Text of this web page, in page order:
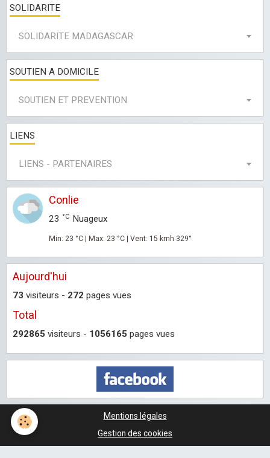
SOLIDARITE
SOLIDARITE MADAGASCAR
SOUTIEN A DOMICILE
SOUTIEN ET PREVENTION
LIENS
LIENS - PARTENAIRES
Conlie
23 °C Nuageux
Min: 23 °C | Max: 23 °C | Vent: 15 kmh 329°
Aujourd'hui
73 visiteurs - 272 pages vues
Total
292865 visiteurs - 1056165 pages vues
Mentions légales
Gestion des cookies